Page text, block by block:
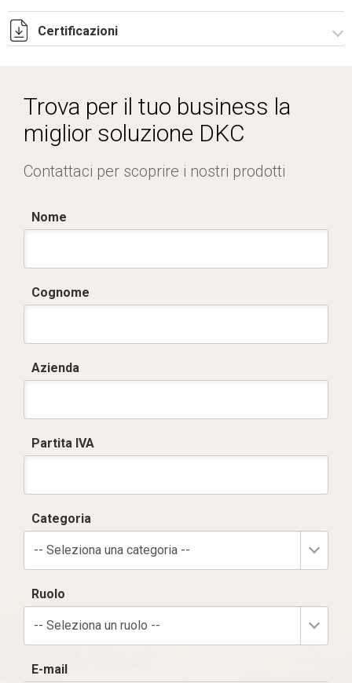
Certificazioni
IMQ_CA02.02171.pdf
Trova per il tuo business la
miglior soluzione DKC
Contattaci per scoprire i nostri prodotti
Nome
Cognome
Azienda
Partita IVA
Categoria
-- Seleziona una categoria --
Ruolo
-- Seleziona un ruolo --
E-mail